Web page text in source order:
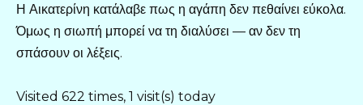
Η Αικατερίνη κατάλαβε πως η αγάπη δεν πεθαίνει εύκολα.
Όμως η σιωπή μπορεί να τη διαλύσει — αν δεν τη
σπάσουν οι λέξεις.
Visited 622 times, 1 visit(s) today